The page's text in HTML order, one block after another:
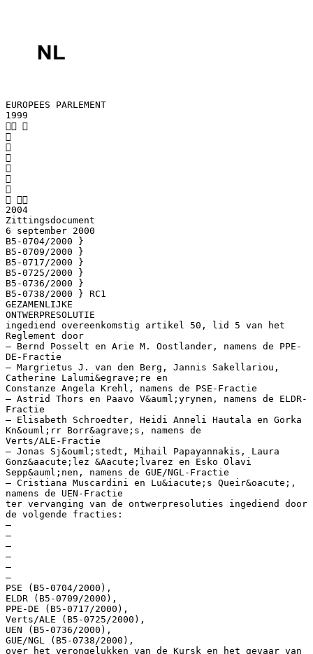
EUROPEES PARLEMENT
1999
 






 
2004
Zittingsdocument
6 september 2000
B5-0704/2000 }
B5-0709/2000 }
B5-0717/2000 }
B5-0725/2000 }
B5-0736/2000 }
B5-0738/2000 } RC1
GEZAMENLIJKE
ONTWERPRESOLUTIE
ingediend overeenkomstig artikel 50, lid 5 van het
Reglement door
– Bernd Posselt en Arie M. Oostlander, namens de PPE-
DE-Fractie
– Margrietus J. van den Berg, Jannis Sakellariou,
Catherine Lalumi&egrave;re en
Constanze Angela Krehl, namens de PSE-Fractie
– Astrid Thors en Paavo V&auml;yrynen, namens de ELDR-
Fractie
– Elisabeth Schroedter, Heidi Anneli Hautala en Gorka
Kn&ouml;rr Borr&agrave;s, namens de
Verts/ALE-Fractie
– Jonas Sj&ouml;stedt, Mihail Papayannakis, Laura
Gonz&aacute;lez &Aacute;lvarez en Esko Olavi
Sepp&auml;nen, namens de GUE/NGL-Fractie
– Cristiana Muscardini en Lu&iacute;s Queir&oacute;,
namens de UEN-Fractie
ter vervanging van de ontwerpresoluties ingediend door
de volgende fracties:
–
–
–
–
–
–
PSE (B5-0704/2000),
ELDR (B5-0709/2000),
PPE-DE (B5-0717/2000),
Verts/ALE (B5-0725/2000),
UEN (B5-0736/2000),
GUE/NGL (B5-0738/2000),
over het verongelukken van de Kursk en het gevaar van